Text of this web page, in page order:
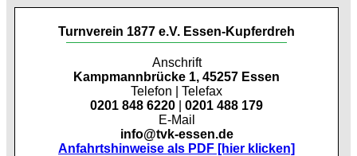
Turnverein 1877 e.V. Essen-Kupferdreh
Anschrift
Kampmannbrücke 1, 45257 Essen
Telefon | Telefax
0201 848 6220
0201 488 179
E-Mail
info@tvk-essen.de
Anfahrtshinweise als PDF [hier klicken]